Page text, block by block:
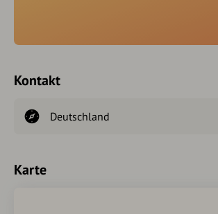
Kontakt
Deutschland
Karte